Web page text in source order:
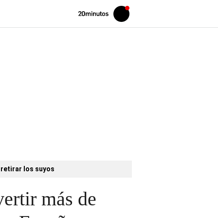
Volver
Iniciar
sesión
retirar los suyos
más de